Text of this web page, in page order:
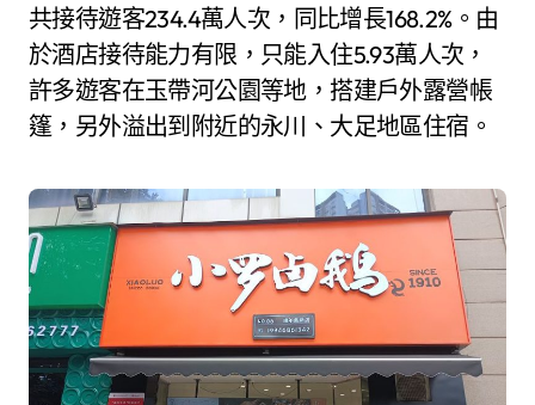
共接待遊客234.4萬人次，同比增長168.2%。由
於酒店接待能力有限，只能入住5.93萬人次，
許多遊客在玉帶河公園等地，搭建戶外露營帳
篷，另外溢出到附近的永川、大足地區住宿。